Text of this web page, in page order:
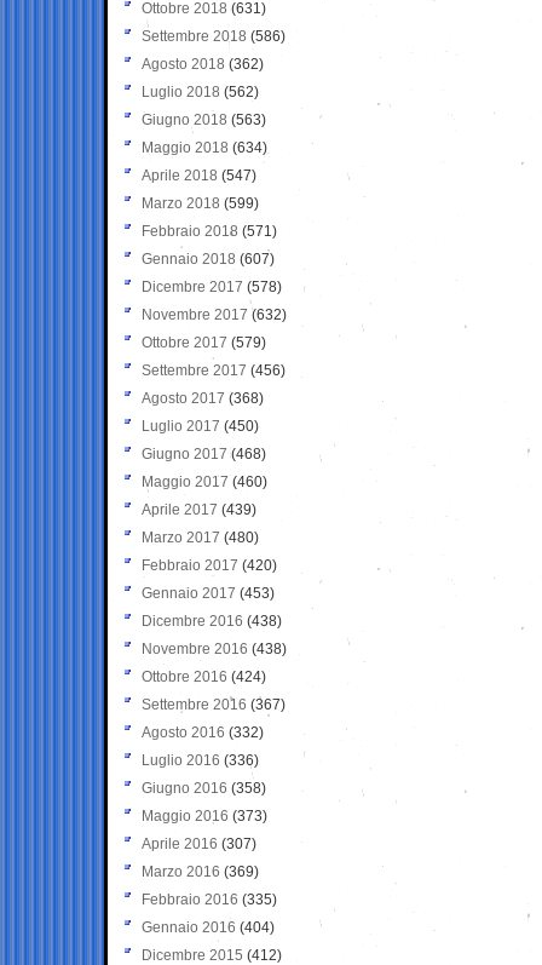
Ottobre 2018 (631)
Settembre 2018 (586)
Agosto 2018 (362)
Luglio 2018 (562)
Giugno 2018 (563)
Maggio 2018 (634)
Aprile 2018 (547)
Marzo 2018 (599)
Febbraio 2018 (571)
Gennaio 2018 (607)
Dicembre 2017 (578)
Novembre 2017 (632)
Ottobre 2017 (579)
Settembre 2017 (456)
Agosto 2017 (368)
Luglio 2017 (450)
Giugno 2017 (468)
Maggio 2017 (460)
Aprile 2017 (439)
Marzo 2017 (480)
Febbraio 2017 (420)
Gennaio 2017 (453)
Dicembre 2016 (438)
Novembre 2016 (438)
Ottobre 2016 (424)
Settembre 2016 (367)
Agosto 2016 (332)
Luglio 2016 (336)
Giugno 2016 (358)
Maggio 2016 (373)
Aprile 2016 (307)
Marzo 2016 (369)
Febbraio 2016 (335)
Gennaio 2016 (404)
Dicembre 2015 (412)